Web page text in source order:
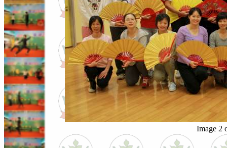
Image 2